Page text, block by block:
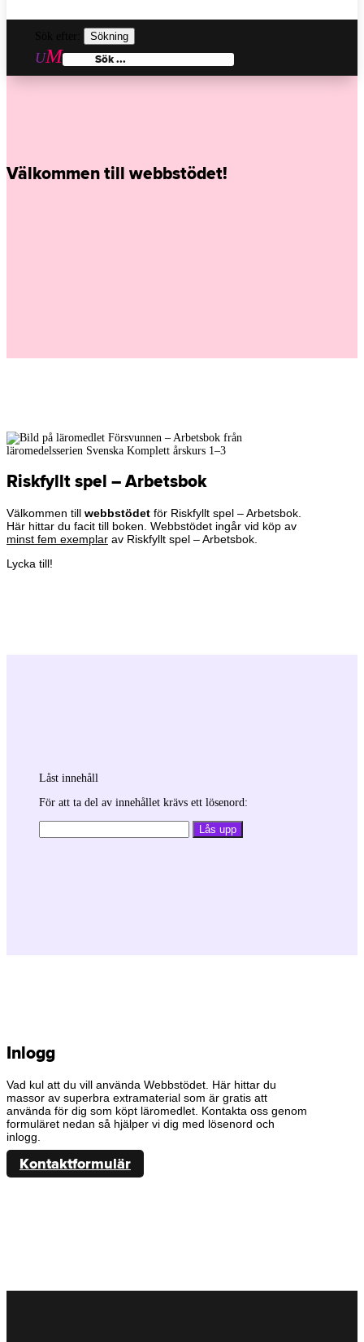
Välkommen till webbstödet!
Riskfyllt spel – Arbetsbok
Välkommen till webbstödet för Riskfyllt spel – Arbetsbok.
Här hittar du facit till boken. Webbstödet ingår vid köp av
minst fem exemplar av Riskfyllt spel – Arbetsbok.
Lycka till!
Låst innehåll
För att ta del av innehållet krävs ett lösenord:
Inlogg
Vad kul att du vill använda Webbstödet. Här hittar du
massor av superbra extramaterial som är gratis att
använda för dig som köpt läromedlet. Kontakta oss genom
formuläret nedan så hjälper vi dig med lösenord och
inlogg.
Kontaktformulär